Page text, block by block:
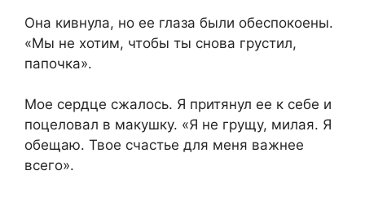
Она кивнула, но ее глаза были обеспокоены.
«Мы не хотим, чтобы ты снова грустил,
папочка».
Мое сердце сжалось. Я притянул ее к себе и
поцеловал в макушку. «Я не грущу, милая. Я
обещаю. Твое счастье для меня важнее
всего».